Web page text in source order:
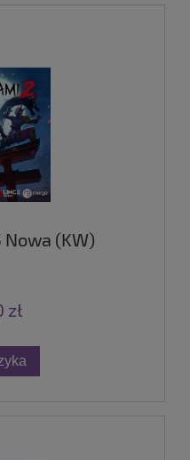
Nowa (KW)
zł